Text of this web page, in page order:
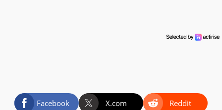
Facebook X.com
Reddit